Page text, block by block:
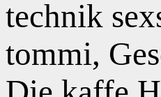
technik
tommi,